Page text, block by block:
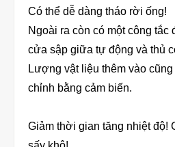
Có thể dễ dàng tháo rời ống!
Ngoài ra còn có một công tắc
cửa sập giữa tự động và thủ
Lượng vật liệu thêm vào
chỉnh bằng cảm biến.
Giảm thời gian tăng nhiệt độ!